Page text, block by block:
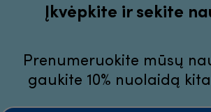
Įkvėpkite ir sekite
Prenumeruokite mūsų
gaukite 10% nuolaidą